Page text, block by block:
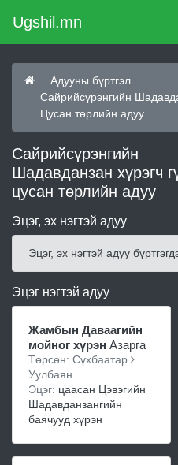
Ugshil.mn
Адууны бүртгэл
Сайрийсүрэнгийн
Цусан төрлийн адуу
Сайрийсүрэнгийн
Шадавданзан хүрэгч
цусан төрлийн адуу
Эцэг, эх нэгтэй адуу
Эцэг, эх нэгтэй адуу
Эцэг нэгтэй адуу
Жамбын Даваагийн
мойног хүрэн Азарга
Төрсөн: Сүхбаатар
Уулбаян
Эцэг: цаасан Цэвэгийн
Шадавданзангийн
баячууд хүрэн